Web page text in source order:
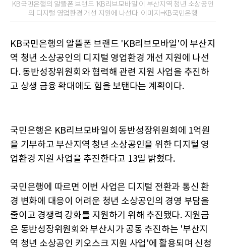
KB국민은행의 알뜰폰 브랜드 'KB리브모바일'이 부산지역 청년 소상공인
의 디지털 영업환경 개선 지원에 나선다. 이미지=KB국민은행
KB국민은행의 알뜰폰 브랜드 'KB리브모바일'이 부산지
역 청년 소상공인의 디지털 영업환경 개선 지원에 나선
다. 동반성장위원회와 협력해 관련 지원 사업을 추진하
고 상생 금융 확대에도 힘을 보탠다는 계획이다.
국민은행은 KB리브모바일이 동반성장위원회에 1억원
을 기부하고 부산지역 청년 소상공인을 위한 디지털 영
업환경 지원 사업을 추진한다고 13일 밝혔다.
국민은행에 따르면 이번 사업은 디지털 전환과 통신 환
경 변화에 대응이 어려운 청년 소상공인의 경영 부담을
줄이고 경쟁력 강화를 지원하기 위해 추진됐다. 지원금
은 동반성장위원회와 부산시가 공동 추진하는 '부산지
역 청년 소상공인 키오스크 지원 사업'에 활용되며 신청